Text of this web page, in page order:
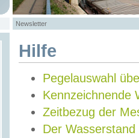
Newsletter
Hilfe
Pegelauswahl
Kennzeichnende
Zeitbezug der
Der Wasserstand